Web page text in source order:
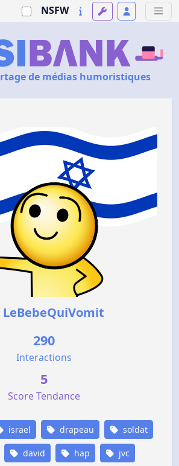
NSFW
de médias humoristiques
LeBebeQuiVomit
290
Interactions
5
Score Tendance
israel drapeau soldat
david hap jvc